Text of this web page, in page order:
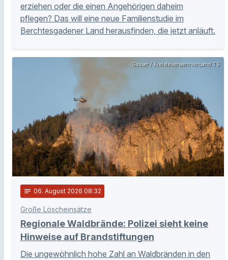
erziehen oder die einen Angehörigen daheim
pflegen? Das will eine neue Familienstudie im
Berchtesgadener Land herausfinden, die jetzt anläuft.
Gasser / Kreisfeuerwehrverband TS
notes 06. August 2026 08:32
Große Löscheinsätze
Regionale Waldbrände: Polizei sieht keine
Hinweise auf Brandstiftungen
Die ungewöhnlich hohe Zahl an Waldbränden in den